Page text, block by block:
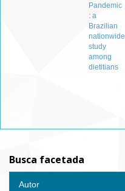
Pandemic
: a
Brazilian
nationwide
study
among
dietitians
Busca facetada
Autor